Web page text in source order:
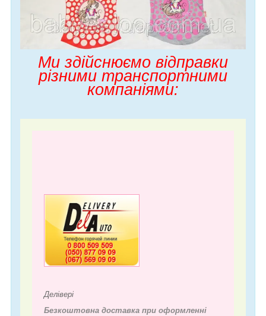
Ми здійснюємо відправки
різними транспортними
компаніями:
Делівері
Безкоштовна доставка при оформленні